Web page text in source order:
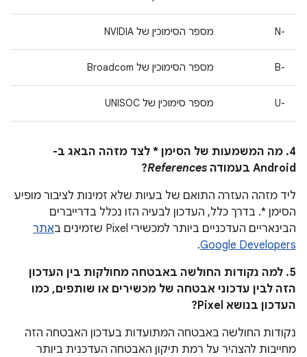
N-‎ מספר הסימוכין של NVIDIA
B-‎ מספר הסימוכין של Broadcom
U-‎ מספר סימוכין של UNISOC
4. מה המשמעות של הסימן * לצד מזהה הבאג ב-
Android בעמודה
References
?
ליד מזהה העזרה התואם של בעיות שלא זמינות לציבור מופיע
הסימן *. בדרך כלל, העדכון לבעיה הזו נכלל בדרייברים
הבינאריים העדכניים ביותר למכשירי Pixel שזמינים ב
אתר
Google Developers
.
5. למה נקודות החולשה באבטחה מחולקות בין העדכון
הזה לבין עדכוני אבטחה של מכשירים או שותפים, כמו
העדכון בנושא Pixel?
נקודות החולשה באבטחה המתועדות בעדכון האבטחה הזה
מחייבות להצהיר על רמת תיקון האבטחה העדכנית ביותר